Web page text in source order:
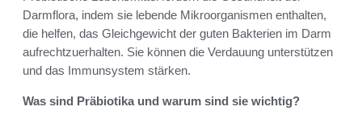
Darmflora, indem sie lebende Mikroorganismen enthalten,
die helfen, das Gleichgewicht der guten Bakterien im Darm
aufrechtzuerhalten. Sie können die Verdauung unterstützen
und das Immunsystem stärken.
Was sind Präbiotika und warum sind sie wichtig?